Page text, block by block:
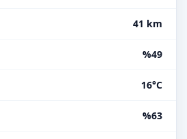
41 km
%49
16°C
%63